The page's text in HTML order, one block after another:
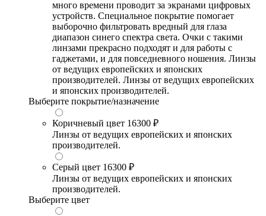
много времени проводит за экранами цифровых
устройств. Специальное покрытие помогает
выборочно фильтровать вредный для глаза
диапазон синего спектра света. Очки с такими
линзами прекрасно подходят и для работы с
гаджетами, и для повседневного ношения. Линзы
от ведущих европейских и японских
производителей. Линзы от ведущих европейских
и японских производителей.
Выберите покрытие/назначение
Коричневый цвет 16300 ₽
Линзы от ведущих европейских и японских
производителей.
Серый цвет 16300 ₽
Линзы от ведущих европейских и японских
производителей.
Выберите цвет